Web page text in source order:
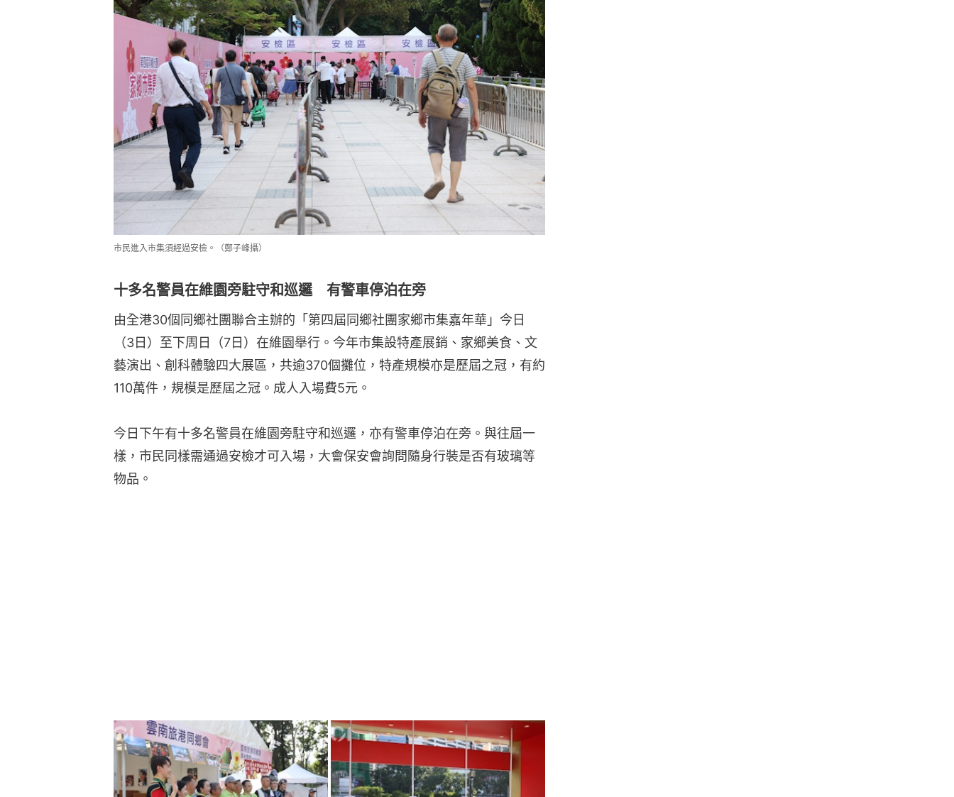
市民進入市集須經過安檢。（鄭子峰攝）
十多名警員在維園旁駐守和巡邏 有警車停泊在旁
由全港30個同鄉社團聯合主辦的「第四屆同鄉社團家鄉市集嘉年華」今日
（3日）至下周日（7日）在維園舉行。今年市集設特產展銷、家鄉美食、文
藝演出、創科體驗四大展區，共逾370個攤位，特產規模亦是歷屆之冠，有約
110萬件，規模是歷屆之冠。成人入場費5元。
今日下午有十多名警員在維園旁駐守和巡邏，亦有警車停泊在旁。與往屆一
樣，市民同樣需通過安檢才可入場，大會保安會詢問隨身行裝是否有玻璃等
物品。